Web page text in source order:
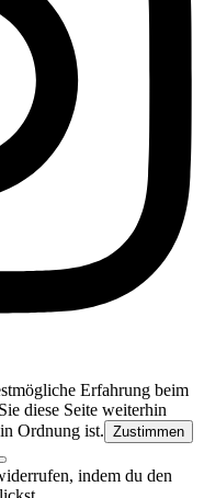
Erfahrung beim
diese Seite weiterhin
Ordnung ist. Zustimmen
indem du den